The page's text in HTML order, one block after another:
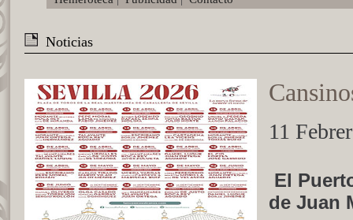
Noticias
11
El
de Juan